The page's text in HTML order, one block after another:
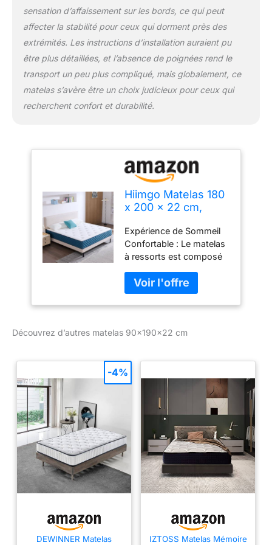
Matelas de 100 Jours -
Testez nos matelas à
ressorts ensachés sans
vous laisse le temps de
vous habituer à votre
nouveau matelas. De
plus, 30 jours de retour
ouvrirez l'emballage à
l'aide des outils fournis.
Veuillez attendre 48 à 72
heures pour que le
matelas récupère
complètement avant
utilisation
sensation d’affaissement sur les bords, ce qui peut
affecter la stabilité pour ceux qui dorment près des
extrémités. Les instructions d’installation auraient pu
être plus détaillées, et l’absence de poignées rend le
transport un peu plus compliqué, mais globalement, ce
matelas s’avère être un choix judicieux pour ceux qui
recherchent confort et durabilité.
Hiimgo Matelas 180
x 200 x 22 cm,
et Mémoire de
Forme
Expérience de Sommeil
Confortable : Le matelas
à ressorts est composé
première qualité et de
plusieurs couches de
mousse de haute qualité,
d'absorber la chaleur et
vous permettant, ainsi
qu'à votre famille, de
rester confortable à tout
moment Soutien et
Relaxation : le matelas
est conçu avec des
ressorts ensachés
renforcés à 7-
zones,conception
ergonomique pour
soulager la pression
Sommeil Confortable :
Ce matelas à ressorts est
Découvrez d’autres matelas 90x190x22 cm
DEWINNER Matelas
-4%
IZTOSS Matelas Mémoire